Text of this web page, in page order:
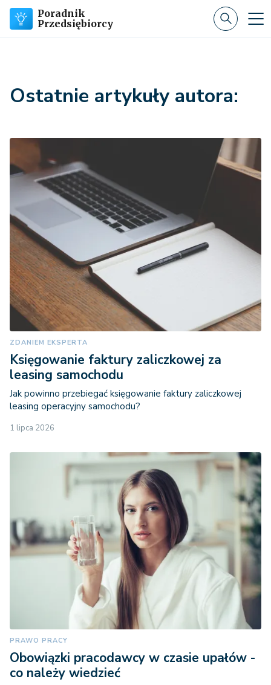
Poradnik
Przedsiębiorcy
Ostatnie artykuły autora:
ZDANIEM EKSPERTA
Księgowanie faktury zaliczkowej za
leasing samochodu
Jak powinno przebiegać księgowanie faktury zaliczkowej
leasing operacyjny samochodu?
1 lipca 2026
PRAWO PRACY
Obowiązki pracodawcy w czasie upałów -
co należy wiedzieć